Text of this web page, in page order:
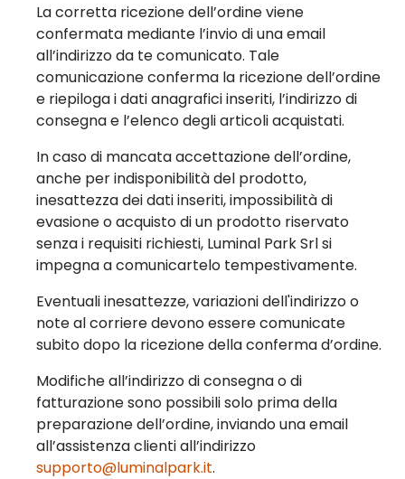
La corretta ricezione dell’ordine viene
confermata mediante l’invio di una email
all’indirizzo da te comunicato. Tale
comunicazione conferma la ricezione dell’ordine
e riepiloga i dati anagrafici inseriti, l’indirizzo di
consegna e l’elenco degli articoli acquistati.
In caso di mancata accettazione dell’ordine,
anche per indisponibilità del prodotto,
inesattezza dei dati inseriti, impossibilità di
evasione o acquisto di un prodotto riservato
senza i requisiti richiesti, Luminal Park Srl si
impegna a comunicartelo tempestivamente.
Eventuali inesattezze, variazioni dell'indirizzo o
note al corriere devono essere comunicate
subito dopo la ricezione della conferma d’ordine.
Modifiche all’indirizzo di consegna o di
fatturazione sono possibili solo prima della
preparazione dell’ordine, inviando una email
all’assistenza clienti all’indirizzo
supporto@luminalpark.it.